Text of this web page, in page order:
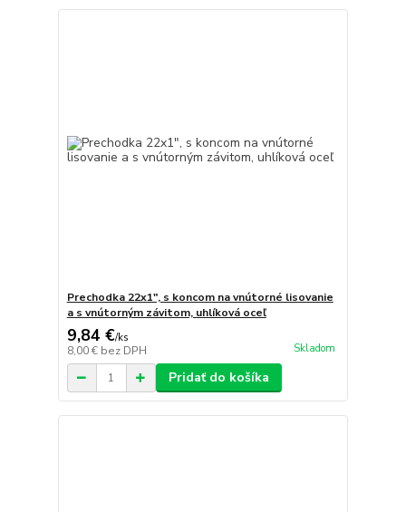
Prechodka 22x1", s koncom na vnútorné lisovanie
a s vnútorným závitom, uhlíková oceľ
9,84 €/ks
8,00 € bez DPH Skladom
Pridať do košíka